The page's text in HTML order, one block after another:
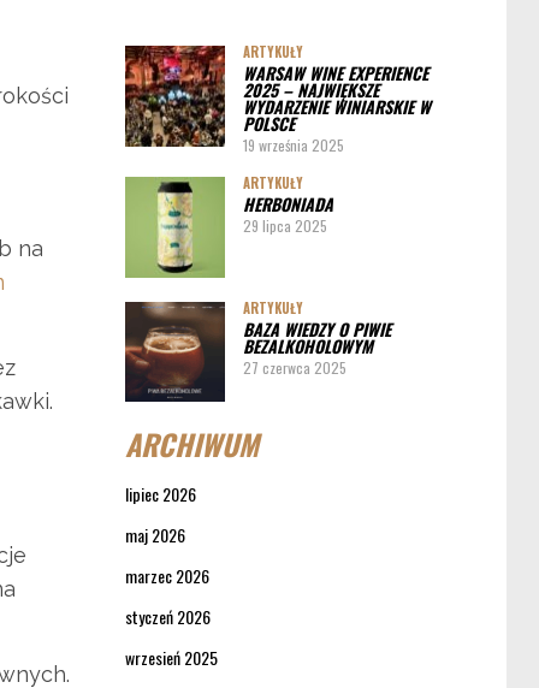
na
ARTYKUŁY
WARSAW WINE EXPERIENCE
2025 – NAJWIĘKSZE
WYDARZENIE WINIARSKIE W
POLSCE
19 września 2025
ARTYKUŁY
HERBONIADA
29 lipca 2025
ARTYKUŁY
BAZA WIEDZY O PIWIE
BEZALKOHOLOWYM
27 czerwca 2025
ARCHIWUM
lipiec 2026
maj 2026
marzec 2026
styczeń 2026
wrzesień 2025